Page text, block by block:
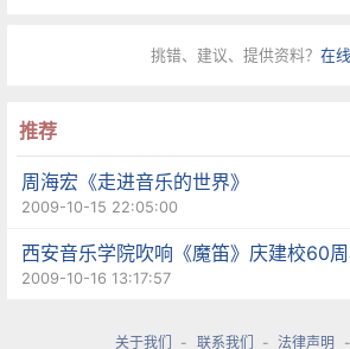
交响乐队创作的交响音诗《韵》。
陈牧声的新作曾在法国图尔大剧
都被观众要求演出第二遍。但在
时，一位钢琴家拿到谱子看了10
示自 己短时间内演不了。“中国的
了西洋作品，反过来演奏中国作
挑错、建议、提供资料？ 在
推荐
周海宏《走进音乐的世界》
2009-10-15 22:05:00
西安音乐学院吹响《魔笛》庆建校60
2009-10-16 13:17:57
关于我们 - 联系我们 - 法律声明 -